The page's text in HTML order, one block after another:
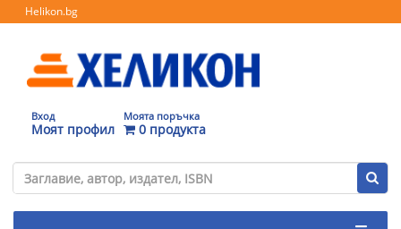
Helikon.bg
Вход
Моят профил
Моята поръчка
0 продукта